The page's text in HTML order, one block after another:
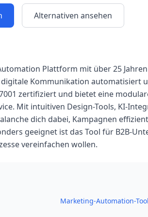
Alternativen ansehen
Plattform mit über 25
Kommunikation automatisiert
zertifiziert und bietet eine
Mit intuitiven Design-Tools, KI-
dich dabei, Kampagnen
geeignet ist das Tool für B2B-
vereinfachen wollen.
Marketing-Automation-